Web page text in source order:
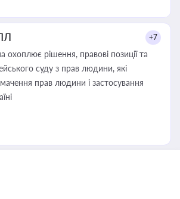
+7
охоплює рішення, правові позиції та
суду з прав людини, які
прав людини і застосування